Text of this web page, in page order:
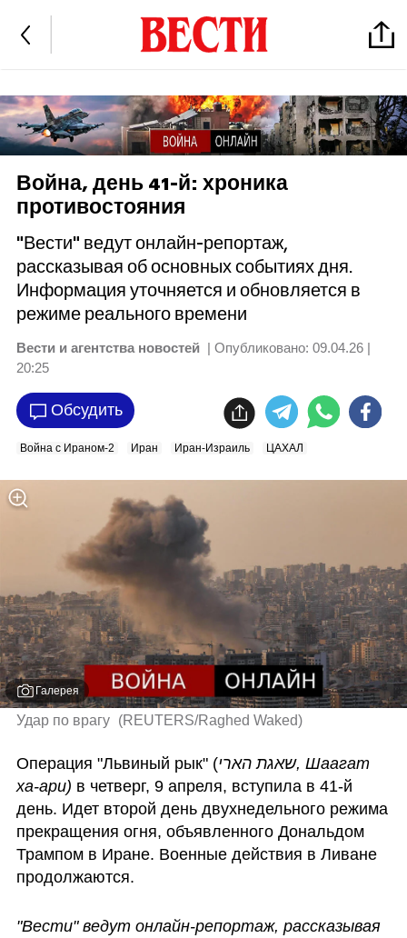
Война, день 41-й: хроника
противостояния
"Вести" ведут онлайн-репортаж,
рассказывая об основных событиях дня.
Информация уточняется и обновляется в
режиме реального времени
Вести и агентства новостей | Опубликовано: 09.04.26 |
20:25
Обсудить
Война с Ираном-2 Иран Иран-Израиль ЦАХАЛ
Галерея
Удар по врагу (REUTERS/Raghed Waked)
Операция "Львиный рык" (שאגת הארי, Шаагат
ха-ари) в четверг, 9 апреля, вступила в 41-й
день. Идет второй день двухнедельного режима
прекращения огня, объявленного Дональдом
Трампом в Иране. Военные действия в Ливане
продолжаются.
"Вести" ведут онлайн-репортаж, рассказывая